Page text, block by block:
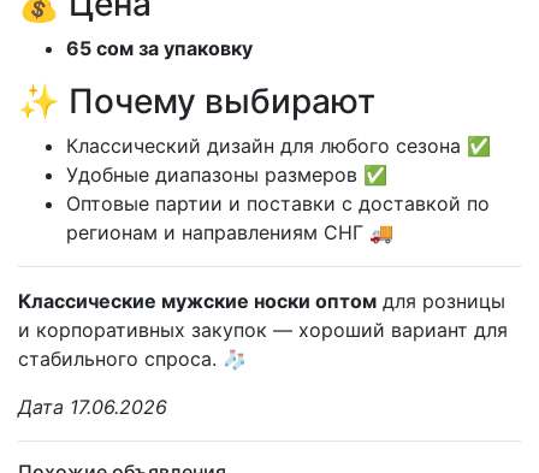
65 сом за упаковку
✨ Почему выбирают
Классический дизайн для любого сезона ✅
Удобные диапазоны размеров ✅
Оптовые партии и поставки с доставкой по
регионам и направлениям СНГ 🚚
Классические мужские носки оптом для розницы
и корпоративных закупок — хороший вариант для
стабильного спроса. 🧦
Дата 17.06.2026